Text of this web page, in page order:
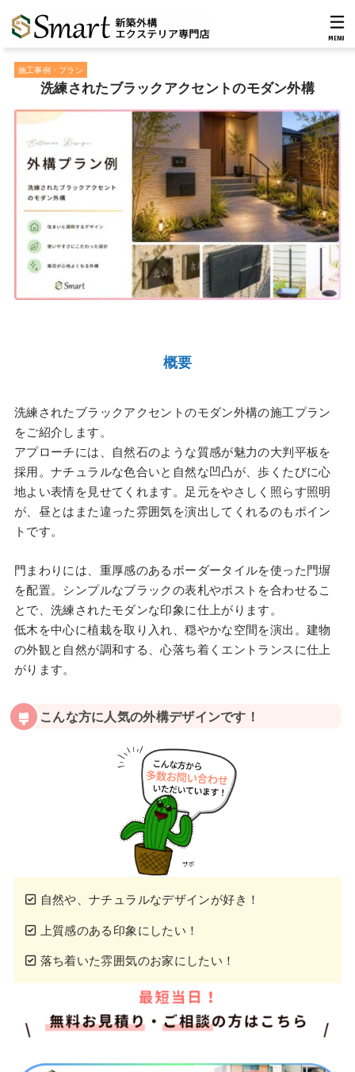
MENU
施工事例・プラン
洗練されたブラックアクセントのモダン外構
概要
洗練されたブラックアクセントのモダン外構の施工プラン
をご紹介します。
アプローチには、自然石のような質感が魅力の大判平板を
採用。ナチュラルな色合いと自然な凹凸が、歩くたびに心
地よい表情を見せてくれます。足元をやさしく照らす照明
が、昼とはまた違った雰囲気を演出してくれるのもポイン
トです。
門まわりには、重厚感のあるボーダータイルを使った門塀
を配置。シンプルなブラックの表札やポストを合わせるこ
とで、洗練されたモダンな印象に仕上がります。
低木を中心に植栽を取り入れ、穏やかな空間を演出。建物
の外観と自然が調和する、心落ち着くエントランスに仕上
がります。
こんな方に人気の外構デザインです！
自然や、ナチュラルなデザインが好き！
上質感のある印象にしたい！
落ち着いた雰囲気のお家にしたい！